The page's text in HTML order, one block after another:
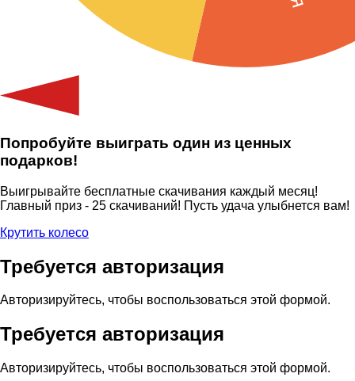
Попробуйте выиграть один из ценных
подарков!
Выигрывайте бесплатные скачивания каждый месяц!
Главный приз - 25 скачиваний! Пусть удача улыбнется вам!
Крутить колесо
Требуется авторизация
Авторизируйтесь, чтобы воспользоваться этой формой.
Требуется авторизация
Авторизируйтесь, чтобы воспользоваться этой формой.